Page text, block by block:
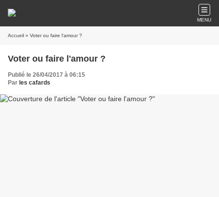
MENU
Accueil » Voter ou faire l'amour ?
Voter ou faire l'amour ?
Publié le 26/04/2017 à 06:15
Par les cafards